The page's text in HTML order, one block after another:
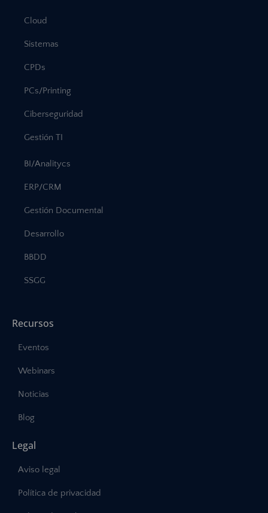
Cloud
Sistemas
CPDs
PCs/Printing
Ciberseguridad
Gestión TI
BI/Analitycs
ERP/CRM
Gestión Documental
Desarrollo
BBDD
SSGG
Recursos
Eventos
Webinars
Noticias
Blog
Legal
Aviso legal
Política de privacidad